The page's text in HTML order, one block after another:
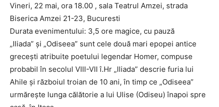
Vineri, 22 mai, ora 18.00 , sala Teatrul Amzei, strada
Biserica Amzei 21-23, Bucuresti
Durata evenimentului: 3,5 ore magice, cu pauză
„Iliada” și „Odiseea” sunt cele două mari epopei antice
grecești atribuite poetului legendar Homer, compuse
probabil în secolul VIII-VII î.Hr „Iliada” descrie furia lui
Ahile și războiul troian de 10 ani, în timp ce „Odiseea”
urmărește lunga călătorie a lui Ulise (Odiseu) înapoi spre